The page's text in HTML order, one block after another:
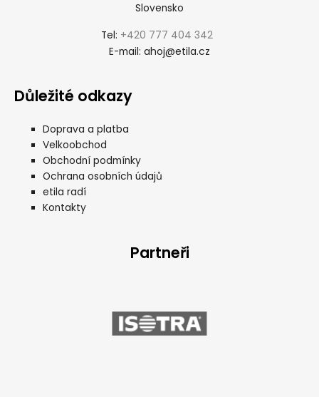
Slovensko
Tel: +420 777 404 342
E-mail: ahoj@etila.cz
Důležité odkazy
Doprava a platba
Velkoobchod
Obchodní podmínky
Ochrana osobních údajů
etila radí
Kontakty
Partneři